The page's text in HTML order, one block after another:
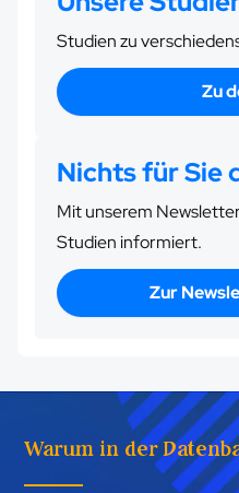
Studien zu
Zu
Nichts für Sie
Mit unserem
Studien informiert.
Zur
Warum in der